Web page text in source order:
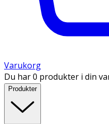
Varukorg
Du har 0 produkter i din
Produkter